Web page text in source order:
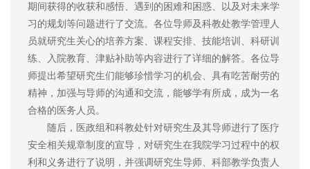
期间获得的收获和感悟、遇到的困难和困惑、以及对未来学
习的规划等问题进行了交流。各位导师及科教处教学管理人
员就研究生关心的培养方案、课程安排、技能培训、科研训
练、入院教育、津贴补助等内容进行了详细的解答。各位导
师提出希望研究生们能够珍惜学习的机会、具有吃苦耐劳的
精神，加强与导师的沟通和交流，能够学有所成，成为一名
合格的医务人员。
随后，医政组和科教处针对研究生及其导师进行了医疗
安全相关规章制度的宣导，对研究生在我院学习过程中的权
利和义务进行了说明，并强调研究生导师、科部教学负责人